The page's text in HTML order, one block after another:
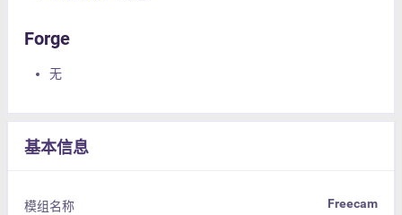
Forge
无
基本信息
模组名称 Freecam